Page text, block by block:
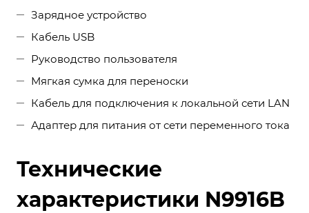
Зарядное устройство
Кабель USB
Руководство пользователя
Мягкая сумка для переноски
Кабель для подключения к локальной сети LAN
Адаптер для питания от сети переменного тока
Технические
характеристики N9916B